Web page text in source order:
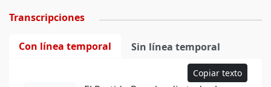
Transcripciones
Con línea temporal Sin línea temporal
Copiar texto